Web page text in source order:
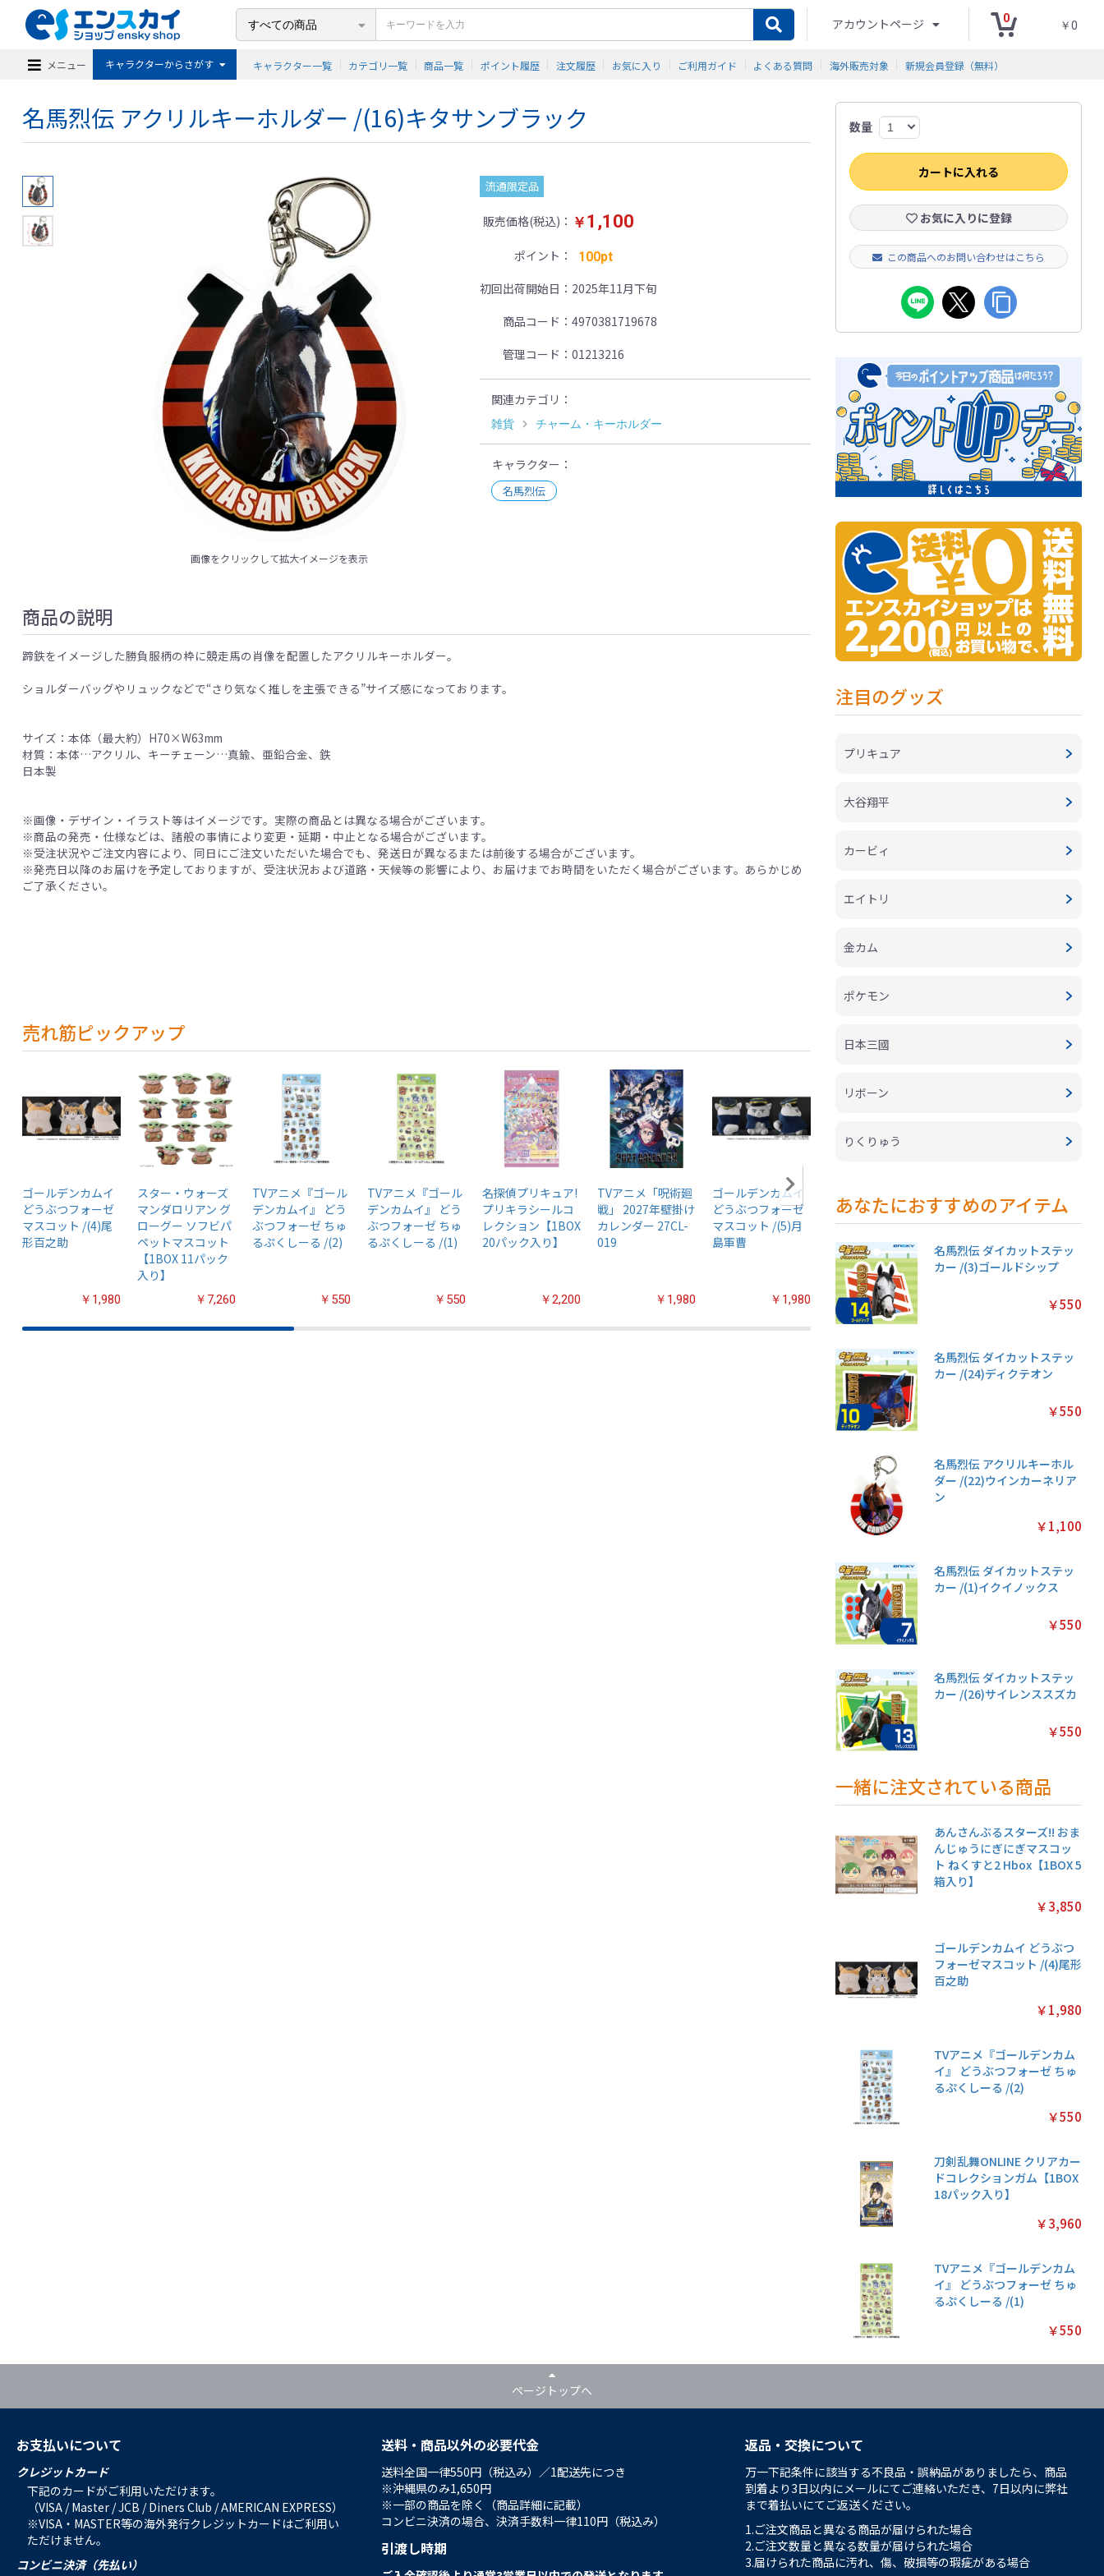
アカウントページ 0
￥0
メニュー キャラクターからさがす キャラクター一覧 カテゴリ一覧 商品一覧 ポイント履歴 注文履歴 お気に入り ご利用ガイド よくある質問 海外販売対象 新規会員登録（無料）
名馬烈伝 アクリルキーホルダー /(16)キタサンブラック
画像をクリックして拡大イメージを表示
流通限定品
販売価格(税込) ￥1,100
ポイント 100pt
初回出荷開始日
2025年11月下旬
商品コード
4970381719678
管理コード
01213216
関連カテゴリ
雑貨 チャーム・キーホルダー
キャラクター
名馬烈伝
商品の説明
蹄鉄をイメージした勝負服柄の枠に競走馬の肖像を配置したアクリルキーホルダー。
ショルダーバッグやリュックなどで“さり気なく推しを主張できる”サイズ感になっております。
サイズ：本体（最大約）H70×W63mm
材質：本体…アクリル、キーチェーン…真鍮、亜鉛合金、鉄
日本製
※画像・デザイン・イラスト等はイメージです。実際の商品とは異なる場合がございます。
※商品の発売・仕様などは、諸般の事情により変更・延期・中止となる場合がございます。
※受注状況やご注文内容により、同日にご注文いただいた場合でも、発送日が異なるまたは前後する場合がございます。
※発売日以降のお届けを予定しておりますが、受注状況および道路・天候等の影響により、お届けまでお時間をいただく場合がございます。あらかじめ
ご了承ください。
売れ筋ピックアップ
ゴールデンカムイ
どうぶつフォーゼ
マスコット /(4)尾
形百之助
￥1,980
スター・ウォーズ
マンダロリアン グ
ローグー ソフビパ
ペットマスコット
【1BOX 11パック
入り】
￥7,260
TVアニメ『ゴール
デンカムイ』 どう
ぶつフォーゼ ちゅ
るぷくしーる /(2)
￥550
TVアニメ『ゴール
デンカムイ』 どう
ぶつフォーゼ ちゅ
るぷくしーる /(1)
￥550
名探偵プリキュア!
プリキラシールコ
レクション【1BOX
20パック入り】
￥2,200
TVアニメ「呪術廻
戦」 2027年壁掛け
カレンダー 27CL-
019
￥1,980
ゴールデンカムイ
どうぶつフォーゼ
マスコット /(5)月
島軍曹
￥1,980
ローアカデミア』
ちみけもますこっ
と /(7)轟焦凍
￥2,200
シールガム
4【1BOX 20パック
入り】
クリア
クショ
パック
数量
カートに入れる
お気に入りに登録
この商品へのお問い合わせはこちら
注目のグッズ
プリキュア
大谷翔平
カービィ
エイトリ
金カム
ポケモン
日本三國
リボーン
りくりゅう
あなたにおすすめのアイテム
名馬烈伝 ダイカットステッ
カー /(3)ゴールドシップ
￥550
名馬烈伝 ダイカットステッ
カー /(24)ディクテオン
￥550
名馬烈伝 アクリルキーホル
ダー /(22)ウインカーネリア
ン
￥1,100
名馬烈伝 ダイカットステッ
カー /(1)イクイノックス
￥550
名馬烈伝 ダイカットステッ
カー /(26)サイレンススズカ
￥550
一緒に注文されている商品
あんさんぶるスターズ!! おま
んじゅうにぎにぎマスコッ
ト ねくすと2 Hbox【1BOX 5
箱入り】
￥3,850
ゴールデンカムイ どうぶつ
フォーゼマスコット /(4)尾形
百之助
￥1,980
TVアニメ『ゴールデンカム
イ』 どうぶつフォーゼ ちゅ
るぷくしーる /(2)
￥550
刀剣乱舞ONLINE クリアカー
ドコレクションガム【1BOX
18パック入り】
￥3,960
TVアニメ『ゴールデンカム
イ』 どうぶつフォーゼ ちゅ
るぷくしーる /(1)
￥550
ページトップへ
お支払いについて
クレジットカード
下記のカードがご利用いただけます。
（VISA / Master / JCB / Diners Club / AMERICAN EXPRESS）
※VISA・MASTER等の海外発行クレジットカードはご利用い
ただけません。
コンビニ決済（先払い）
送料・商品以外の必要代金
送料全国一律550円（税込み）／1配送先につき
※沖縄県のみ1,650円
※一部の商品を除く（商品詳細に記載）
コンビニ決済の場合、決済手数料一律110円（税込み）
引渡し時期
返品・交換について
万一下記条件に該当する不良品・誤納品がありましたら、商品
到着より3日以内にメールにてご連絡いただき、7日以内に弊社
まで着払いにてご返送ください。
1.ご注文商品と異なる商品が届けられた場合
2.ご注文数量と異なる数量が届けられた場合
3.届けられた商品に汚れ、傷、破損等の瑕疵がある場合